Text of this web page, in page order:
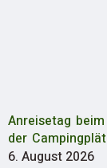
Anreisetag
der
6. August 2026